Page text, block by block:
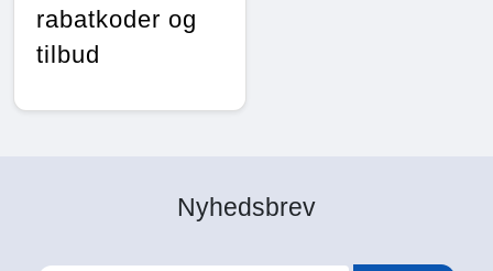
rabatkoder og
tilbud
Nyhedsbrev